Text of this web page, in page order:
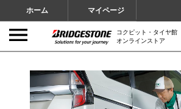
ホーム マイページ
コクピット・タイヤ館
オンラインストア